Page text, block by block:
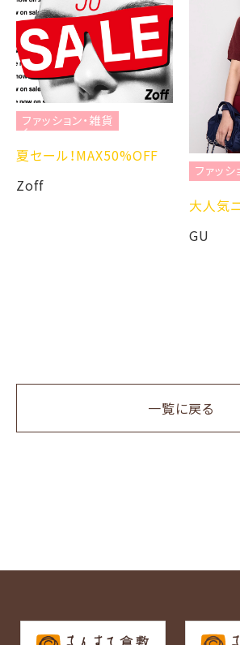
ファッション・雑貨
夏セール！MAX50%OFF
Zoff
ファッシ
大人気
GU
一覧に戻る